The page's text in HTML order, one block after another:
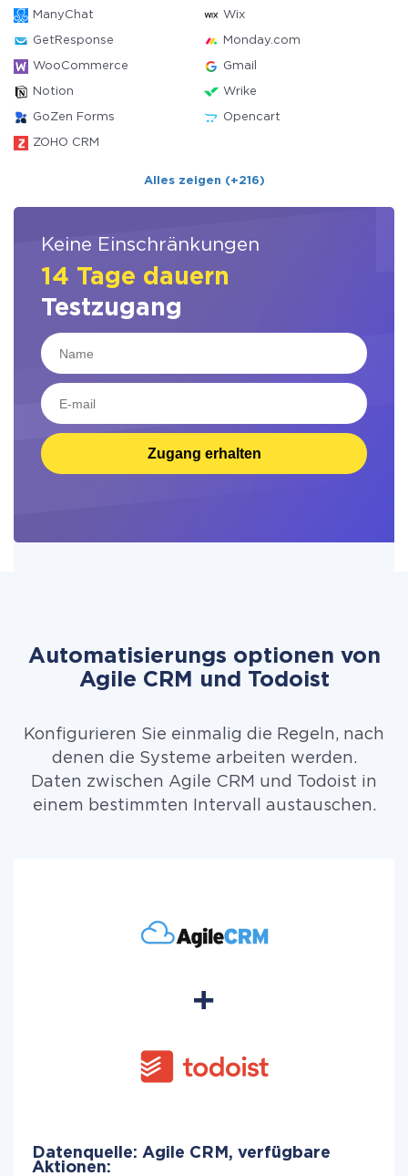
ManyChat Wix
GetResponse Monday.com
WooCommerce Gmail
Notion Wrike
GoZen Forms Opencart
ZOHO CRM
Alles zeigen (+216)
Keine Einschränkungen
14 Tage dauern
Testzugang
Zugang erhalten
Automatisierungs optionen von
Agile CRM und Todoist
Konfigurieren Sie einmalig die Regeln, nach
denen die Systeme arbeiten werden.
Daten zwischen Agile CRM und Todoist in
einem bestimmten Intervall austauschen.
Datenquelle: Agile CRM, verfügbare
Aktionen: